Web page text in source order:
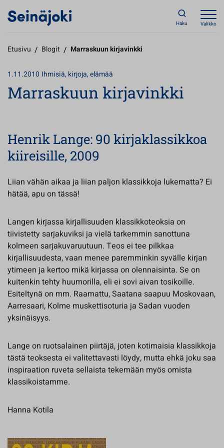
Haku Valikko
Etusivu / Blogit / Marraskuun kirjavinkki
1.11.2010 Ihmisiä, kirjoja, elämää
Marraskuun kirjavinkki
Henrik Lange: 90 kirjaklassikkoa
kiireisille, 2009
Liian vähän aikaa ja liian paljon klassikkoja lukematta? Ei
hätää, apu on tässä!
Langen kirjassa kirjallisuuden klassikkoteoksia on
tiivistetty sarjakuviksi ja vielä tarkemmin sanottuna
kolmeen sarjakuvaruutuun. Teos ei tee pilkkaa
kirjallisuudesta, vaan menee paremminkin syvälle kirjan
ytimeen ja kertoo mikä kirjassa on olennaisinta. Se on
kuitenkin tehty huumorilla, eli ei sovi aivan tosikoille.
Esiteltynä on mm. Raamattu, Saatana saapuu Moskovaan,
Aarresaari, Kolme muskettisoturia ja Sadan vuoden
yksinäisyys.
Lange on ruotsalainen piirtäjä, joten kotimaisia klassikkoja
tästä teoksesta ei valitettavasti löydy, mutta ehkä joku saa
inspiraation ruveta sellaista tekemään myös omista
klassikoistamme.
Hanna Kotila